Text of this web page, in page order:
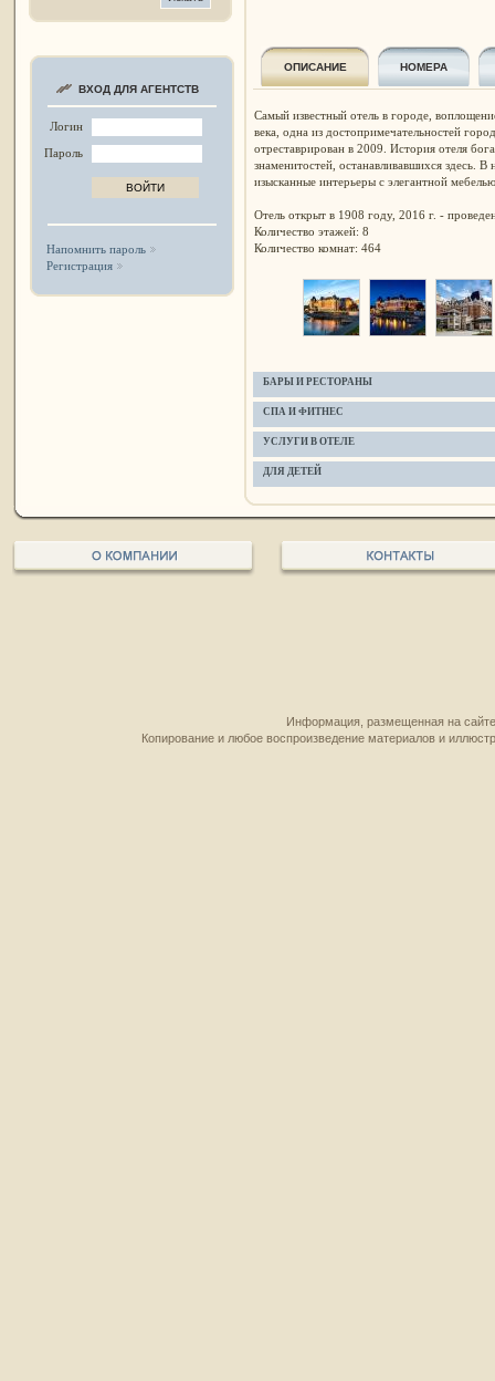
ВХОД ДЛЯ АГЕНТСТВ
Логин
Пароль
Напомнить пароль
Регистрация
ОПИСАНИЕ НОМЕРА
Самый известный отель в городе,
века, одна из достопримечательностей
отреставрирован в 2009. История отеля
знаменитостей, останавливавшихся здесь.
изысканные интерьеры с элегантной
Отель открыт в 1908 году, 2016 г. -
Количество этажей: 8
Количество комнат: 464
БАРЫ И РЕСТОРАНЫ
СПА И ФИТНЕС
УСЛУГИ В ОТЕЛЕ
ДЛЯ ДЕТЕЙ
Информация, размещенная на
Копирование и любое воспроизведение материалов и